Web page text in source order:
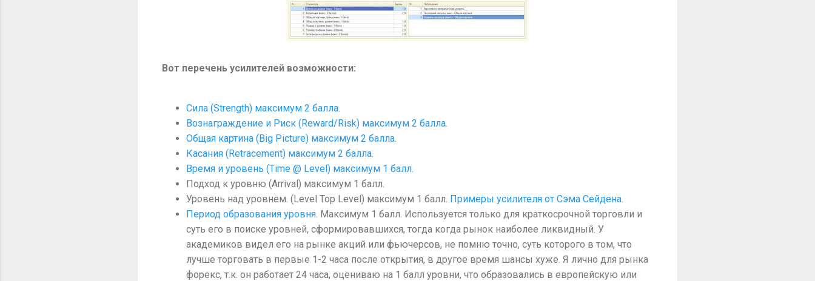
Вот перечень усилителей возможности:
Сила (Strength) максимум 2 балла.
Вознаграждение и Риск (Reward/Risk) максимум 2 балла.
Общая картина (Big Picture) максимум 2 балла.
Касания (Retracement) максимум 2 балла.
Время и уровень (Time @ Level) максимум 1 балл.
Подход к уровню (Arrival) максимум 1 балл.
Уровень над уровнем. (Level Top Level) максимум 1 балл. Примеры усилителя от Сэма Сейдена.
Период образования уровня. Максимум 1 балл. Используется только для краткосрочной торговли и
суть его в поиске уровней, сформировавшихся, тогда когда рынок наиболее ликвидный. У
академиков видел его на рынке акций или фьючерсов, не помню точно, суть которого в том, что
лучше торговать в первые 1-2 часа после открытия, в другое время шансы хуже. Я лично для рынка
форекс, т.к. он работает 24 часа, оцениваю на 1 балл уровни, что образовались в европейскую или